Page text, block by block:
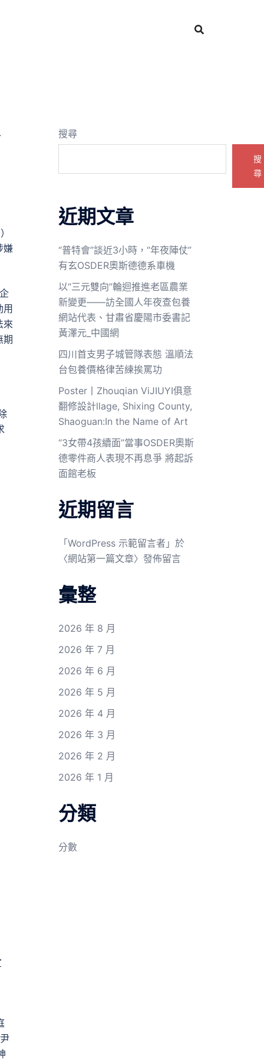
嫌
來
期
搜尋
搜
尋
近期文章
“普特會”談近3小時，“年夜陣仗”
有玄OSDER奧斯德德系車機
以“三元雙向”輪迴推進老區農業
新變更——訪全國人年夜查包養
網站代表、甘肅省慶陽市委書記
黃澤元_中國網
四川首支男子城管隊表態 溫順法
台包養價格律苦練挨罵功
Poster丨Zhouqian ViJIUYI俱意
翻修設計llage, Shixing County,
Shaoguan:In the Name of Art
“3女帶4孩續面”當事OSDER奧斯
德零件商人表現不再息爭 將起訴
面館老板
近期留言
「 WordPress 示範留言者 」於
〈網站第一篇文章〉發佈留言
彙整
2026 年 8 月
2026 年 7 月
2026 年 6 月
2026 年 5 月
2026 年 4 月
2026 年 3 月
2026 年 2 月
2026 年 1 月
分類
分數